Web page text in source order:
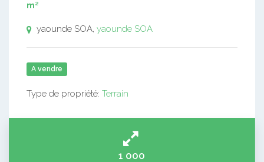
m²
yaounde SOA, yaounde SOA
A vendre
Type de propriété: Terrain
1 000